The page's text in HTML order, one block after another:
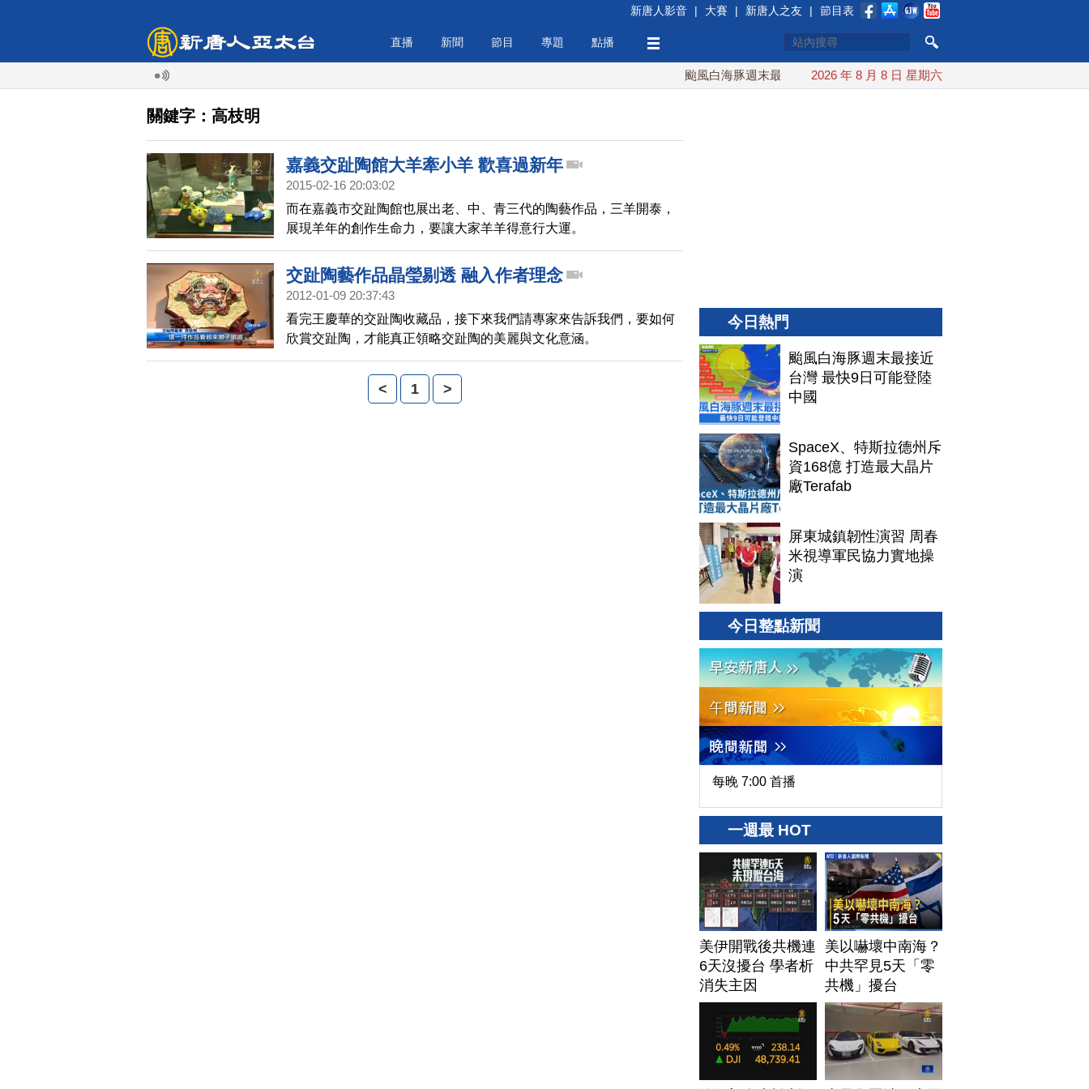
新唐人影音 | 大賽 | 新唐人之友 | 節目表
直播 新聞 節目 專題 點播
颱風白海豚週末最接近台灣 最快9日可能登陸中國
2026 年 8 月 8 日 星期六
關鍵字：高枝明
嘉義交趾陶館大羊牽小羊 歡喜過新年
2015-02-16 20:03:02
而在嘉義市交趾陶館也展出老、中、青三代的陶藝作品，三羊開泰，
展現羊年的創作生命力，要讓大家羊羊得意行大運。
交趾陶藝作品晶瑩剔透 融入作者理念
2012-01-09 20:37:43
看完王慶華的交趾陶收藏品，接下來我們請專家來告訴我們，要如何
欣賞交趾陶，才能真正領略交趾陶的美麗與文化意涵。
< 1 >
今日熱門
颱風白海豚週末最接近
台灣 最快9日可能登陸
中國
SpaceX、特斯拉德州斥
資168億 打造最大晶片
廠Terafab
屏東城鎮韌性演習 周春
米視導軍民協力實地操
演
今日整點新聞
每晚 7:00 首播
一週最 HOT
美伊開戰後共機連
6天沒擾台 學者析
消失主因
美以嚇壞中南海？
中共罕見5天「零
共機」擾台